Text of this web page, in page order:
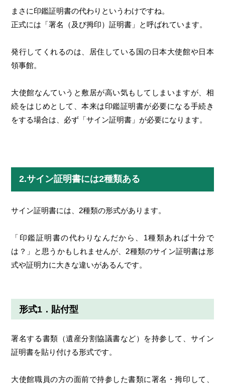
まさに印鑑証明書の代わりというわけですね。
正式には「署名（及び拇印）証明書」と呼ばれています。
発行してくれるのは、居住している国の日本大使館や日本
領事館。
大使館なんていうと敷居が高い気もしてしまいますが、相
続をはじめとして、本来は印鑑証明書が必要になる手続き
をする場合は、必ず「サイン証明書」が必要になります。
2.サイン証明書には2種類ある
サイン証明書には、2種類の形式があります。
「印鑑証明書の代わりなんだから、1種類あれば十分で
は？」と思うかもしれませんが、2種類のサイン証明書は形
式や証明力に大きな違いがあるんです。
形式1．貼付型
署名する書類（遺産分割協議書など）を持参して、サイン
証明書を貼り付ける形式です。
大使館職員の方の面前で持参した書類に署名・拇印して、